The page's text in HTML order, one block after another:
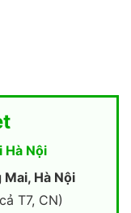
Hà Nội
Mai, Hà Nội
T7, CN)